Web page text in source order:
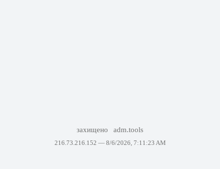
захищено adm.tools
216.73.216.152 — 8/6/2026, 7:11:23 AM